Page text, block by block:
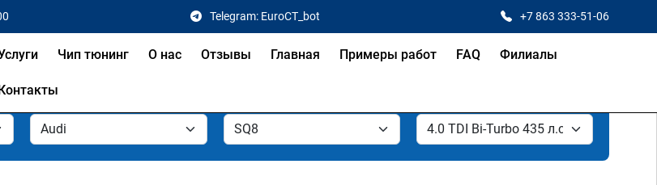
Telegram: EuroCT_bot +7 863 333-51-06
Чип тюнинг О нас Отзывы Главная Примеры работ FAQ Филиалы